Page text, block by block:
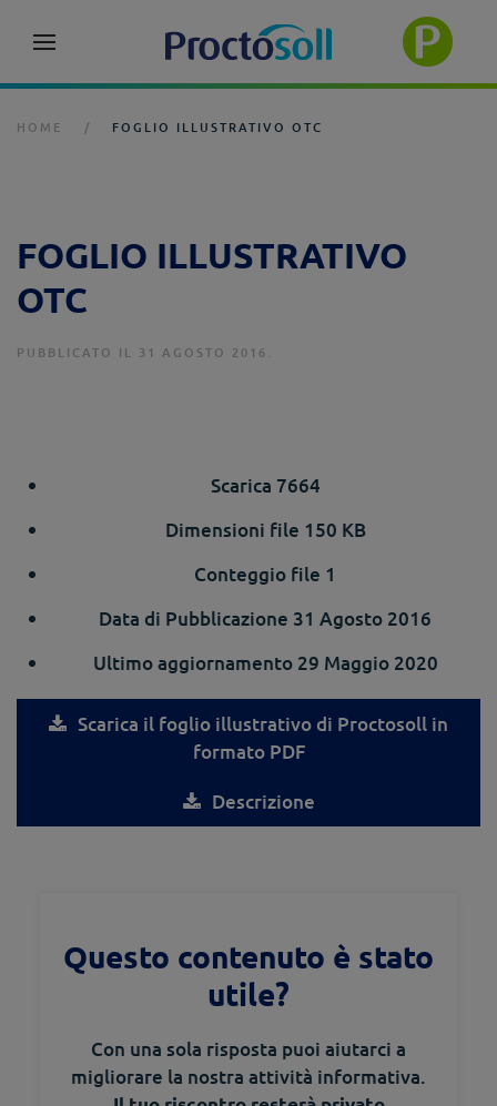
HOME FOGLIO ILLUSTRATIVO OTC
FOGLIO ILLUSTRATIVO
OTC
PUBBLICATO IL 31 AGOSTO 2016.
Scarica 7664
Dimensioni file 150 KB
Conteggio file 1
Data di Pubblicazione 31 Agosto 2016
Ultimo aggiornamento 29 Maggio 2020
Scarica il foglio illustrativo di Proctosoll in
formato PDF
Descrizione
Questo contenuto è stato
utile?
Con una sola risposta puoi aiutarci a
migliorare la nostra attività informativa.